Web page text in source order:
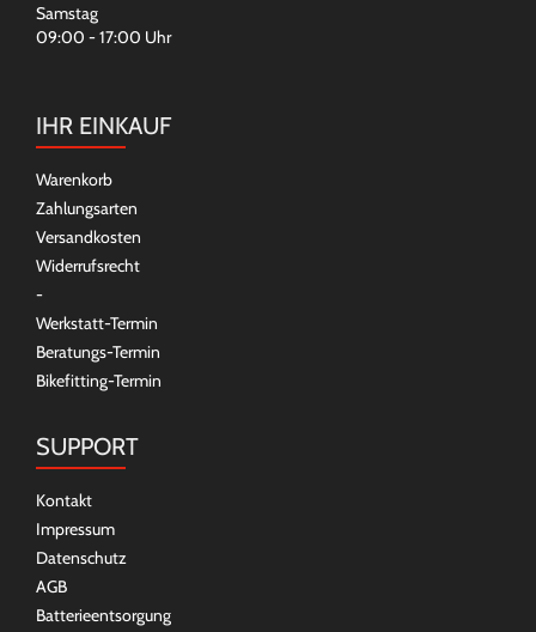
Samstag
09:00 - 17:00 Uhr
IHR EINKAUF
Warenkorb
Zahlungsarten
Versandkosten
Widerrufsrecht
-
Werkstatt-Termin
Beratungs-Termin
Bikefitting-Termin
SUPPORT
Kontakt
Impressum
Datenschutz
AGB
Batterieentsorgung